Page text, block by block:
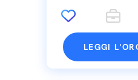
LEGGI